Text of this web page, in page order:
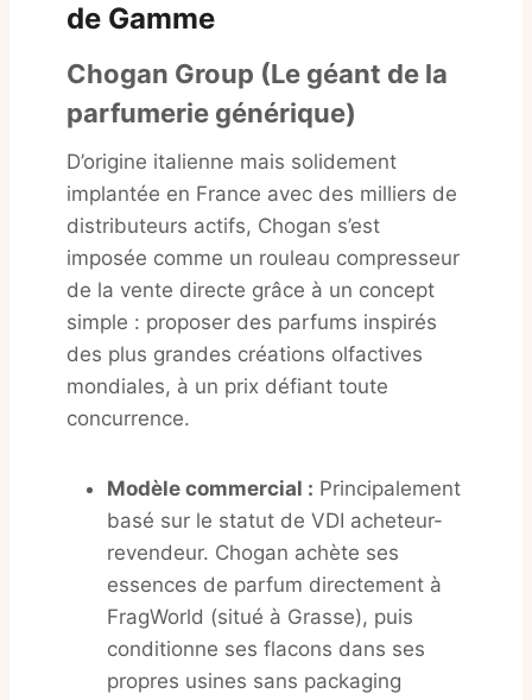
de Gamme
Chogan Group (Le géant de la
parfumerie générique)
D’origine italienne mais solidement
implantée en France avec des milliers de
distributeurs actifs, Chogan s’est
imposée comme un rouleau compresseur
de la vente directe grâce à un concept
simple : proposer des parfums inspirés
des plus grandes créations olfactives
mondiales, à un prix défiant toute
concurrence.
Modèle commercial : Principalement
basé sur le statut de VDI acheteur-
revendeur. Chogan achète ses
essences de parfum directement à
FragWorld (situé à Grasse), puis
conditionne ses flacons dans ses
propres usines sans packaging